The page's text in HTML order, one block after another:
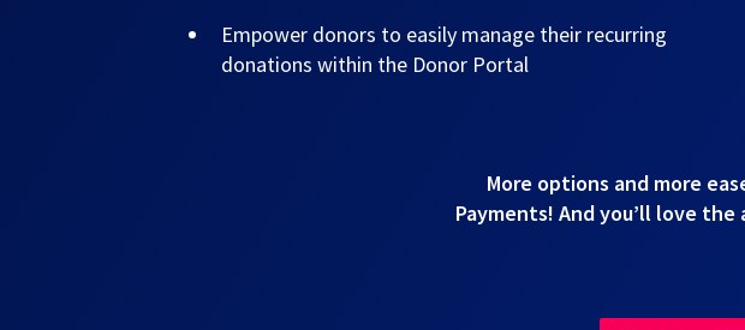
Empower donors to easily manage their recurring
donations within the Donor Portal
More options and more
Payments! And you’ll love